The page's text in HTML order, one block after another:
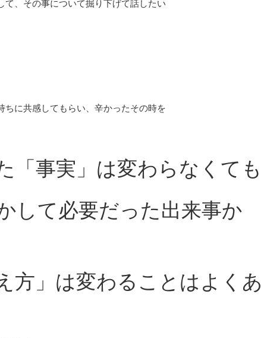
て、その事について掘り下げて話したい
ちに共感してもらい、辛かったその時を
「事実」は変わらなくても
して必要だった出来事か
方」は変わることはよくあ